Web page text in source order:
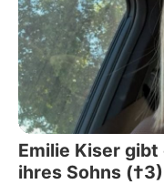
Emilie Kiser
ihres Sohns (†3)